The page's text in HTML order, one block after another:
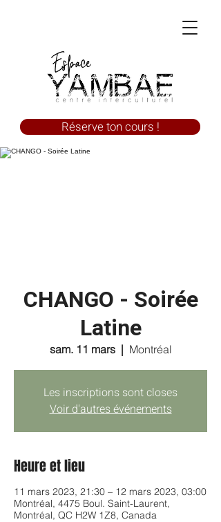
Réserve ton cours !
CHANGO - Soirée
Latine
sam. 11 mars
  |
Montréal
Les inscriptions sont closes
Voir d'autres événements
Heure et lieu
11 mars 2023, 21:30 – 12 mars 2023, 03:00
Montréal, 4475 Boul. Saint-Laurent,
Montréal, QC H2W 1Z8, Canada